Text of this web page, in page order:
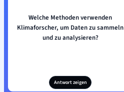
Welche Methoden verwenden
Klimaforscher, um Daten zu sammeln
und zu analysieren?
Antwort zeigen